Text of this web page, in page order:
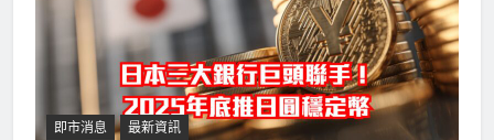
即市消息 最新資訊